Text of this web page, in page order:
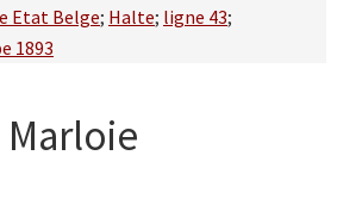
Etat Belge; Halte; ligne 43;
1893
Marloie